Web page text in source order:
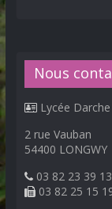
Nous
Lycée Darche
2 rue Vauban
54400 LONGWY
03 82 23 39 13
03 82 25 15